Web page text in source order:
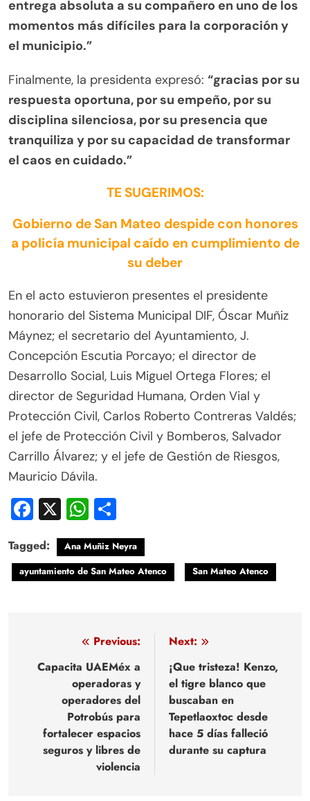
entrega absoluta a su compañero en uno de los
momentos más difíciles para la corporación y
el municipio.”
Finalmente, la presidenta expresó: “gracias por su
respuesta oportuna, por su empeño, por su
disciplina silenciosa, por su presencia que
tranquiliza y por su capacidad de transformar
el caos en cuidado.”
TE SUGERIMOS:
Gobierno de San Mateo despide con honores
a policía municipal caído en cumplimiento de
su deber
En el acto estuvieron presentes el presidente
honorario del Sistema Municipal DIF, Óscar Muñiz
Máynez; el secretario del Ayuntamiento, J.
Concepción Escutia Porcayo; el director de
Desarrollo Social, Luis Miguel Ortega Flores; el
director de Seguridad Humana, Orden Vial y
Protección Civil, Carlos Roberto Contreras Valdés;
el jefe de Protección Civil y Bomberos, Salvador
Carrillo Álvarez; y el jefe de Gestión de Riesgos,
Mauricio Dávila.
Facebook
X WhatsApp
Tagged:
Ana Muñiz Neyra
ayuntamiento de San Mateo Atenco
San Mateo Atenco
Navegación
de
entradas
Previous:
Capacita UAEMéx a
operadoras y
operadores del
Potrobús para
fortalecer espacios
seguros y libres de
violencia
Next:
¡Que tristeza! Kenzo,
el tigre blanco que
buscaban en
Tepetlaoxtoc desde
hace 5 días falleció
durante su captura